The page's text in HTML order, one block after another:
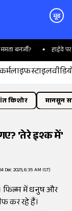
मूड
हाईवे पर
लाइफस्टाइल
किशोर मानसून
'तेरे इश्क में'
Dec 2025, 6:35 AM IST)
फिल्म में धनुष और
कर रहे हैं।